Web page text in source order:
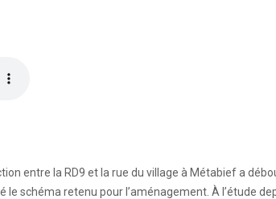
entre la RD9 et la rue du village à Métabief a
schéma retenu pour l’aménagement. À l’étude